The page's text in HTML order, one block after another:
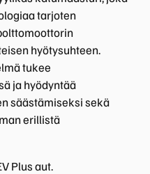
tarjoten
hyötysuhteen.
tukee
ja hyödyntää
säästämiseksi sekä
erillistä
Plus aut.